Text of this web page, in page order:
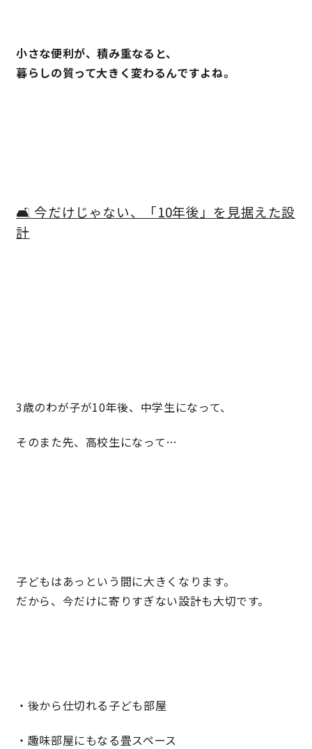
小さな便利が、積み重なると、
暮らしの質って大きく変わるんですよね。
🛋️ 今だけじゃない、「10年後」を見据えた設
計
3歳のわが子が10年後、中学生になって、
そのまた先、高校生になって…
子どもはあっという間に大きくなります。
だから、今だけに寄りすぎない設計も大切です。
・後から仕切れる子ども部屋
・趣味部屋にもなる畳スペース